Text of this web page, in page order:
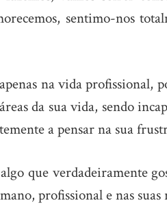
sentimo-nos
na vida profissional,
da sua vida, sendo
a pensar na sua
que verdadeiramente
profissional e nas suas